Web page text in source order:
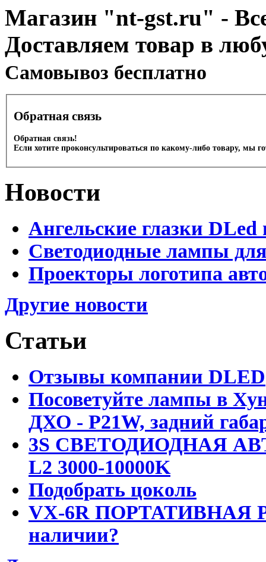
Магазин "nt-gst.ru" -
Доставляем товар в
Cамовывоз бесплатно
Обратная связь
Обратная связь!
Если хотите проконсультироваться по какому-либо товару, мы
Новости
Ангельские глазки DLed
Светодиодные лампы
Проекторы логотипа
Другие новости
Статьи
Отзывы компании DLED
Посоветуйте лампы в
ДХО - P21W, задний
3S СВЕТОДИОДНАЯ
L2 3000-10000K
Подобрать цоколь
VX-6R ПОРТАТИВНАЯ
наличии?